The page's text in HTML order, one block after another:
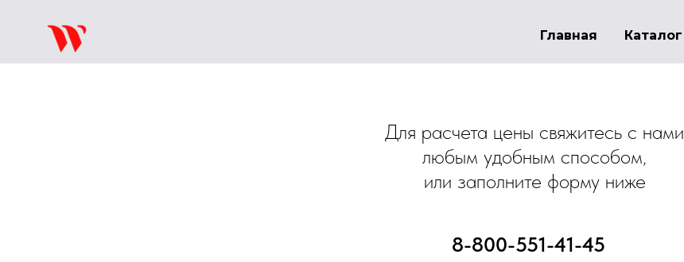
Главная Каталог
Для расчета цены свяжитесь с нами
любым удобным способом,
или заполните форму ниже
8-800-551-41-45